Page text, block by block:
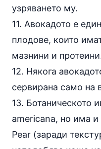
узряването му.
11. Авокадото е
плодове, които
мазнини и
12. Някога
сервирана само на
13. Ботаническото
americana, но има
Pear (заради